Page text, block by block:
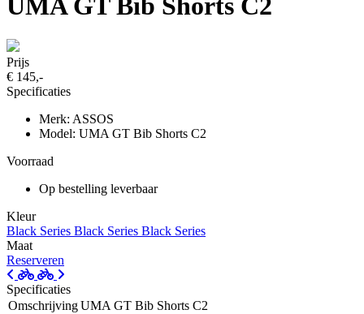
UMA GT Bib Shorts C2
Prijs
€ 145,-
Specificaties
Merk: ASSOS
Model: UMA GT Bib Shorts C2
Voorraad
Op bestelling leverbaar
Kleur
Black Series Black Series Black Series
Maat
Reserveren
Specificaties
OmschrijvingUMA GT Bib Shorts C2